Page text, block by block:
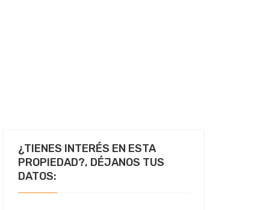
¿TIENES INTERÉS EN ESTA
PROPIEDAD?, DÉJANOS TUS
DATOS: